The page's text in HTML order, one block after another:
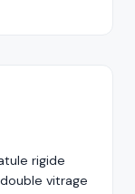
rigide
vitrage